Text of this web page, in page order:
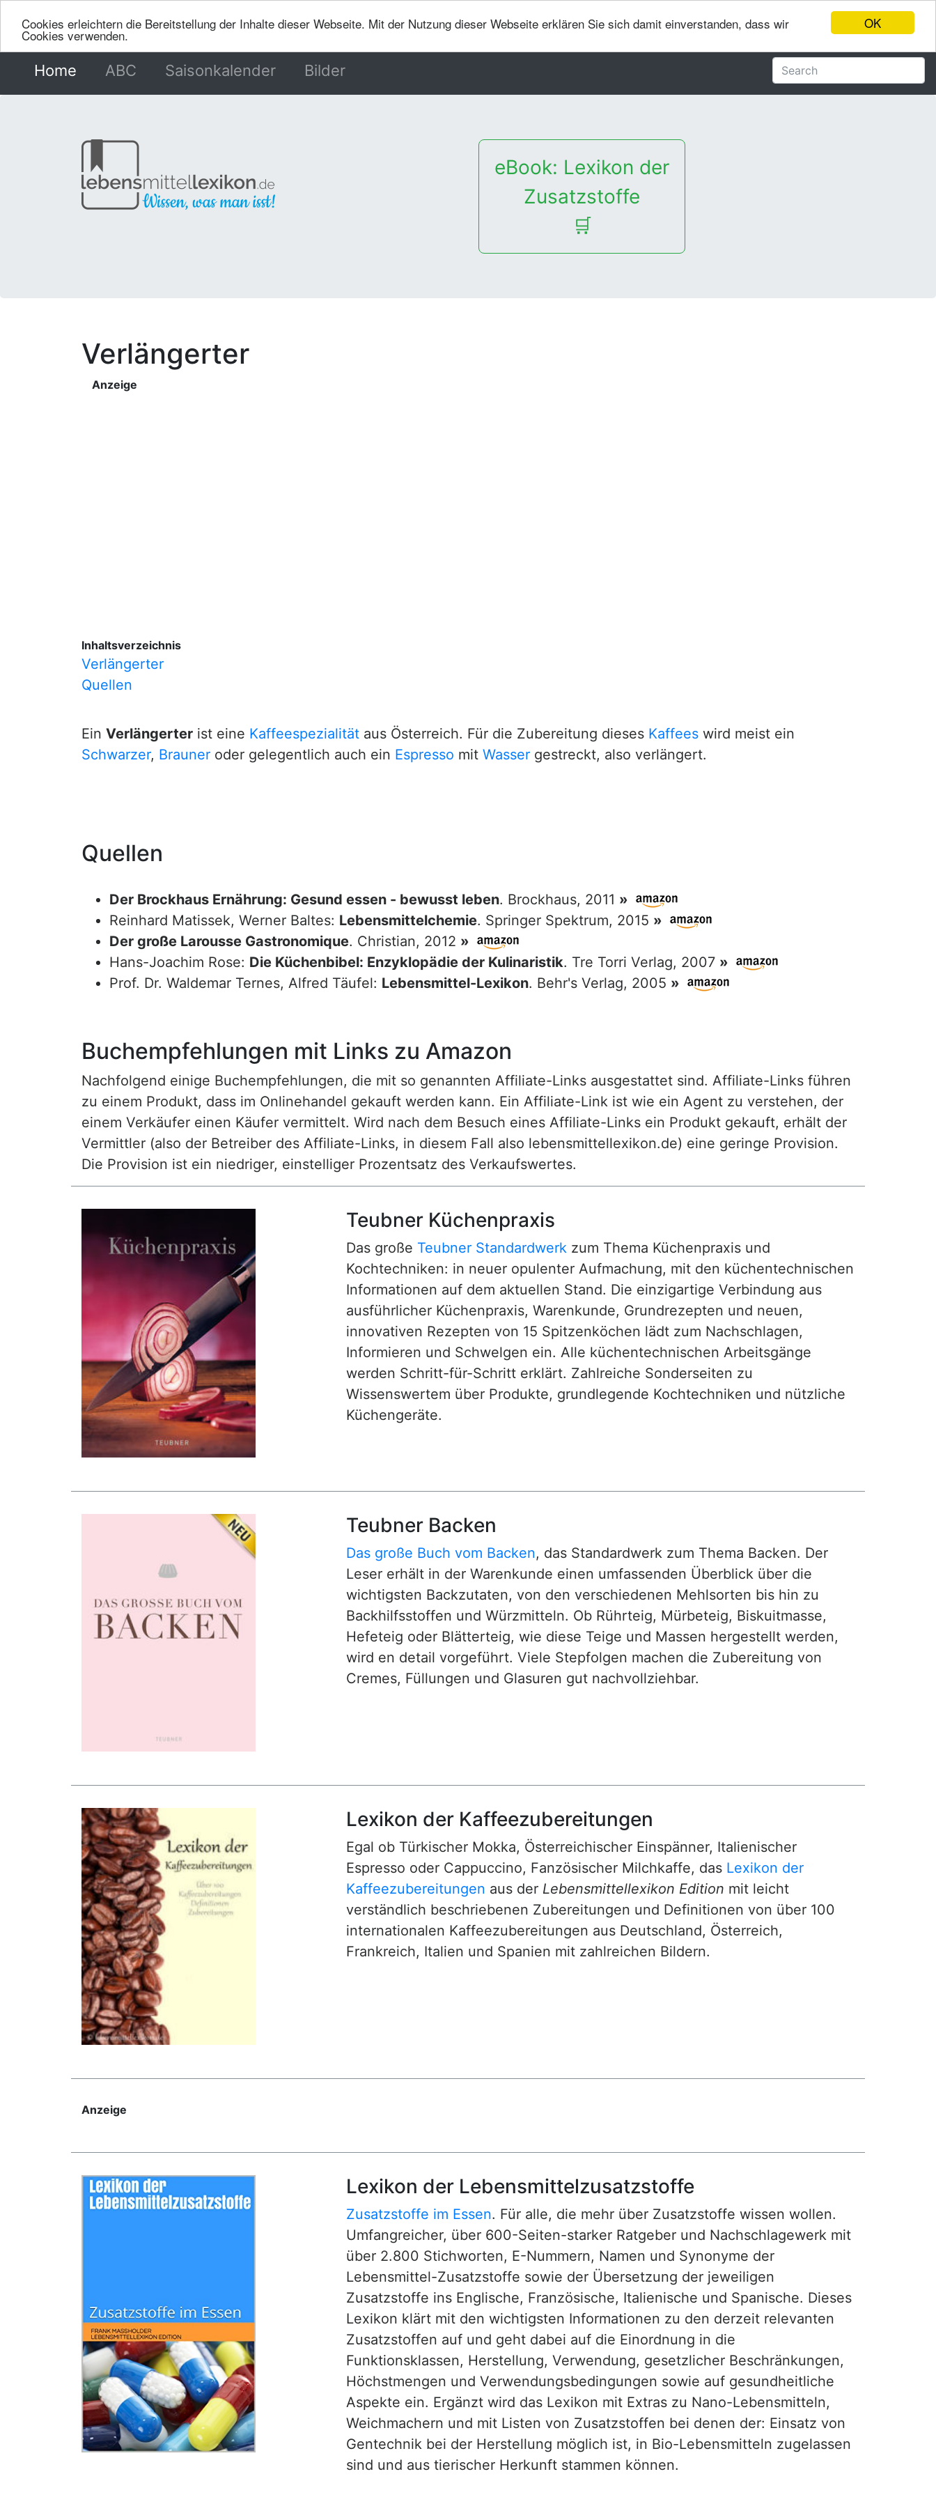
OK
Cookies erleichtern die Bereitstellung der Inhalte dieser Webseite. Mit der Nutzung dieser Webseite erklären Sie sich damit einverstanden, dass wir
Cookies verwenden.
Home (current)
ABC Saisonkalender Bilder
eBook: Lexikon der
Zusatzstoffe
🛒
Verlängerter
Anzeige
Inhaltsverzeichnis
Verlängerter
Quellen
Ein Verlängerter ist eine Kaffeespezialität aus Österreich. Für die Zubereitung dieses Kaffees wird meist ein
Schwarzer, Brauner oder gelegentlich auch ein Espresso mit Wasser gestreckt, also verlängert.
Quellen
Der Brockhaus Ernährung: Gesund essen - bewusst leben. Brockhaus, 2011 »
Reinhard Matissek, Werner Baltes: Lebensmittelchemie. Springer Spektrum, 2015 »
Der große Larousse Gastronomique. Christian, 2012 »
Hans-Joachim Rose: Die Küchenbibel: Enzyklopädie der Kulinaristik. Tre Torri Verlag, 2007 »
Prof. Dr. Waldemar Ternes, Alfred Täufel: Lebensmittel-Lexikon. Behr's Verlag, 2005 »
Buchempfehlungen mit Links zu Amazon
Nachfolgend einige Buchempfehlungen, die mit so genannten Affiliate-Links ausgestattet sind. Affiliate-Links führen
zu einem Produkt, dass im Onlinehandel gekauft werden kann. Ein Affiliate-Link ist wie ein Agent zu verstehen, der
einem Verkäufer einen Käufer vermittelt. Wird nach dem Besuch eines Affiliate-Links ein Produkt gekauft, erhält der
Vermittler (also der Betreiber des Affiliate-Links, in diesem Fall also lebensmittellexikon.de) eine geringe Provision.
Die Provision ist ein niedriger, einstelliger Prozentsatz des Verkaufswertes.
Teubner Küchenpraxis
Das große Teubner Standardwerk zum Thema Küchenpraxis und
Kochtechniken: in neuer opulenter Aufmachung, mit den küchentechnischen
Informationen auf dem aktuellen Stand. Die einzigartige Verbindung aus
ausführlicher Küchenpraxis, Warenkunde, Grundrezepten und neuen,
innovativen Rezepten von 15 Spitzenköchen lädt zum Nachschlagen,
Informieren und Schwelgen ein. Alle küchentechnischen Arbeitsgänge
werden Schritt-für-Schritt erklärt. Zahlreiche Sonderseiten zu
Wissenswertem über Produkte, grundlegende Kochtechniken und nützliche
Küchengeräte.
Teubner Backen
Das große Buch vom Backen, das Standardwerk zum Thema Backen. Der
Leser erhält in der Warenkunde einen umfassenden Überblick über die
wichtigsten Backzutaten, von den verschiedenen Mehlsorten bis hin zu
Backhilfsstoffen und Würzmitteln. Ob Rührteig, Mürbeteig, Biskuitmasse,
Hefeteig oder Blätterteig, wie diese Teige und Massen hergestellt werden,
wird en detail vorgeführt. Viele Stepfolgen machen die Zubereitung von
Cremes, Füllungen und Glasuren gut nachvollziehbar.
Lexikon der Kaffeezubereitungen
Egal ob Türkischer Mokka, Österreichischer Einspänner, Italienischer
Espresso oder Cappuccino, Fanzösischer Milchkaffe, das Lexikon der
Kaffeezubereitungen aus der Lebensmittellexikon Edition mit leicht
verständlich beschriebenen Zubereitungen und Definitionen von über 100
internationalen Kaffeezubereitungen aus Deutschland, Österreich,
Frankreich, Italien und Spanien mit zahlreichen Bildern.
Anzeige
Lexikon der Lebensmittelzusatzstoffe
Zusatzstoffe im Essen. Für alle, die mehr über Zusatzstoffe wissen wollen.
Umfangreicher, über 600-Seiten-starker Ratgeber und Nachschlagewerk mit
über 2.800 Stichworten, E-Nummern, Namen und Synonyme der
Lebensmittel-Zusatzstoffe sowie der Übersetzung der jeweiligen
Zusatzstoffe ins Englische, Französische, Italienische und Spanische. Dieses
Lexikon klärt mit den wichtigsten Informationen zu den derzeit relevanten
Zusatzstoffen auf und geht dabei auf die Einordnung in die
Funktionsklassen, Herstellung, Verwendung, gesetzlicher Beschränkungen,
Höchstmengen und Verwendungsbedingungen sowie auf gesundheitliche
Aspekte ein. Ergänzt wird das Lexikon mit Extras zu Nano-Lebensmitteln,
Weichmachern und mit Listen von Zusatzstoffen bei denen der: Einsatz von
Gentechnik bei der Herstellung möglich ist, in Bio-Lebensmitteln zugelassen
sind und aus tierischer Herkunft stammen können.